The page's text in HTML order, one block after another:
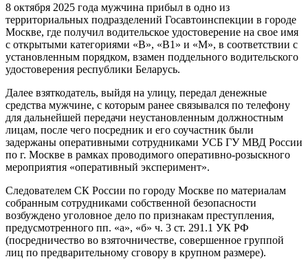
8 октября 2025 года мужчина прибыл в одно из
территориальных подразделений Госавтоинспекции в городе
Москве, где получил водительское удостоверение на свое имя
с открытыми категориями «В», «В1» и «М», в соответствии с
установленным порядком, взамен поддельного водительского
удостоверения республики Беларусь.
Далее взяткодатель, выйдя на улицу, передал денежные
средства мужчине, с которым ранее связывался по телефону
для дальнейшей передачи неустановленным должностным
лицам, после чего посредник и его соучастник были
задержаны оперативными сотрудниками УСБ ГУ МВД России
по г. Москве в рамках проводимого оперативно-розыскного
мероприятия «оперативный эксперимент».
Следователем СК России по городу Москве по материалам
собранным сотрудниками собственной безопасности
возбуждено уголовное дело по признакам преступления,
предусмотренного пп. «а», «б» ч. 3 ст. 291.1 УК РФ
(посредничество во взяточничестве, совершенное группой
лиц по предварительному сговору в крупном размере).